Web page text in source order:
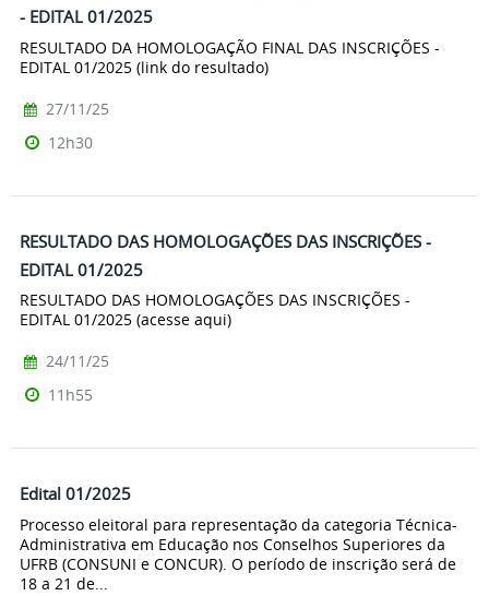
- EDITAL 01/2025
RESULTADO DA HOMOLOGAÇÃO FINAL DAS INSCRIÇÕES -
EDITAL 01/2025 (link do resultado)
27/11/25
12h30
RESULTADO DAS HOMOLOGAÇÕES DAS INSCRIÇÕES -
EDITAL 01/2025
RESULTADO DAS HOMOLOGAÇÕES DAS INSCRIÇÕES -
EDITAL 01/2025 (acesse aqui)
24/11/25
11h55
Edital 01/2025
Processo eleitoral para representação da categoria Técnica-
Administrativa em Educação nos Conselhos Superiores da
UFRB (CONSUNI e CONCUR). O período de inscrição será de
18 a 21 de...